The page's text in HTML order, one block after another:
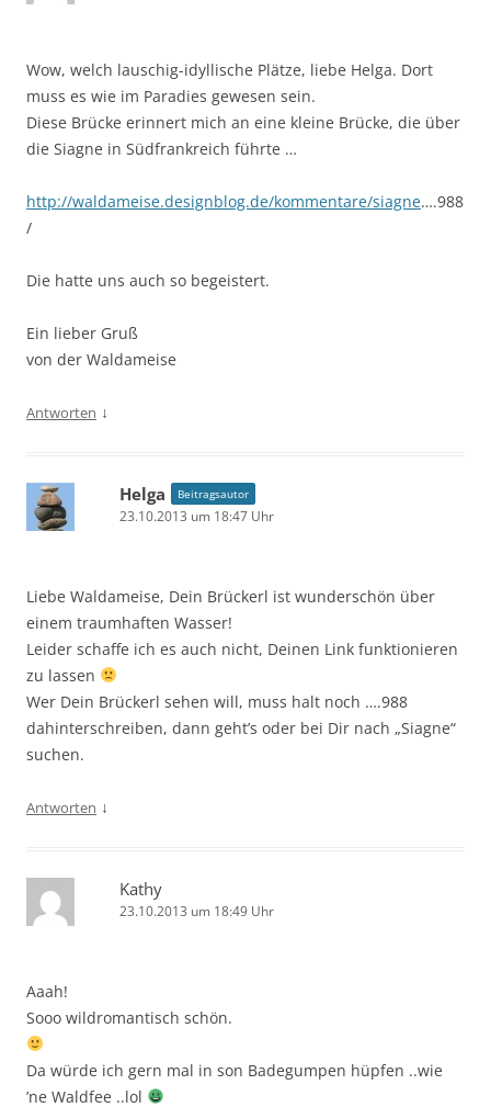
Wow, welch lauschig-idyllische Plätze, liebe Helga. Dort
muss es wie im Paradies gewesen sein.
Diese Brücke erinnert mich an eine kleine Brücke, die über
die Siagne in Südfrankreich führte …
http://waldameise.designblog.de/kommentare/siagne….988
/
Die hatte uns auch so begeistert.
Ein lieber Gruß
von der Waldameise
Antworten ↓
Helga Beitragsautor
23.10.2013 um 18:47 Uhr
Liebe Waldameise, Dein Brückerl ist wunderschön über
einem traumhaften Wasser!
Leider schaffe ich es auch nicht, Deinen Link funktionieren
zu lassen
Wer Dein Brückerl sehen will, muss halt noch ….988
dahinterschreiben, dann geht’s oder bei Dir nach „Siagne“
suchen.
Antworten ↓
Kathy
23.10.2013 um 18:49 Uhr
Aaah!
Sooo wildromantisch schön.
Da würde ich gern mal in son Badegumpen hüpfen ..wie
’ne Waldfee ..lol